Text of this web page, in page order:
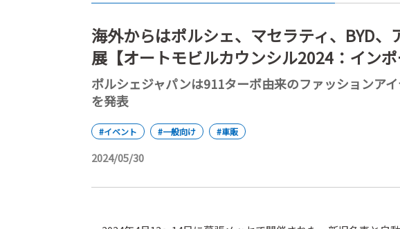
海外からはポルシェ、マセラティ、BYD
展【オートモビルカウンシル2024：インポ
ポルシェジャパンは911ターボ由来のファッションア
を発表
#イベント #一般向け #車販
2024/05/30